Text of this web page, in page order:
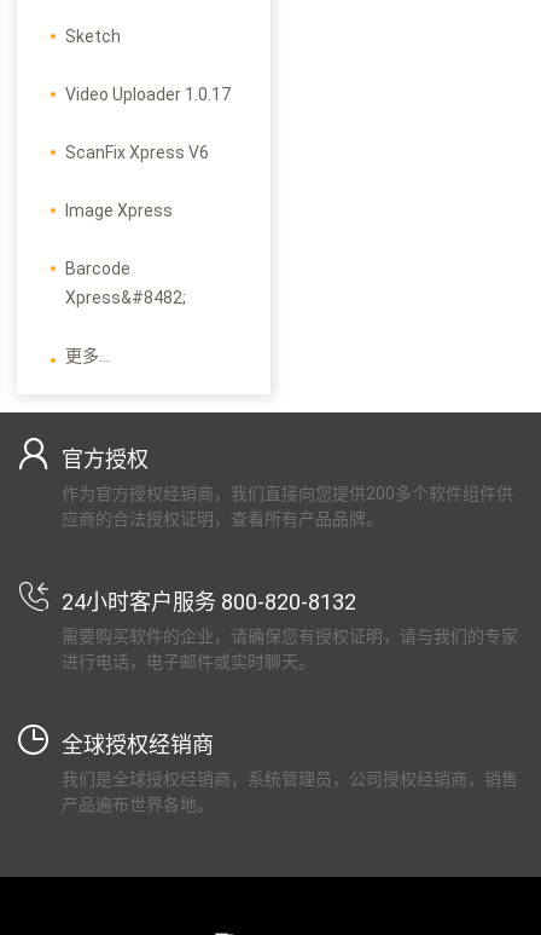
Sketch
Video Uploader 1.0.17
ScanFix Xpress V6
Image Xpress
Barcode
Xpress&#8482;
更多...
官方授权
作为官方授权经销商，我们直接向您提供200多个软件组件供
应商的合法授权证明，查看所有产品品牌。
24小时客户服务 800-820-8132
需要购买软件的企业，请确保您有授权证明，请与我们的专家
进行电话，电子邮件或实时聊天。
全球授权经销商
我们是全球授权经销商，系统管理员，公司授权经销商，销售
产品遍布世界各地。